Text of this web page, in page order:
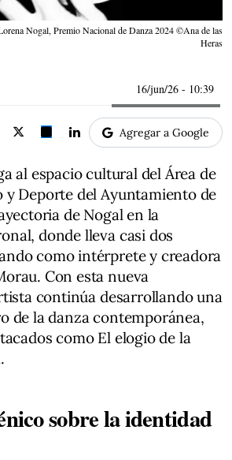
Nogal, Premio Nacional de Danza 2024 ©Ana de las
Heras
16/jun/26 - 10:39
Agregar a Google
al espacio cultural del Área de
y Deporte del Ayuntamiento de
de Nogal en la
donde lleva casi dos
como intérprete y creadora
Con esta nueva
continúa desarrollando una
de la danza contemporánea,
como El elogio de la
sobre la identidad